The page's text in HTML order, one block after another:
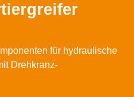
für hydraulische
Drehkranz-